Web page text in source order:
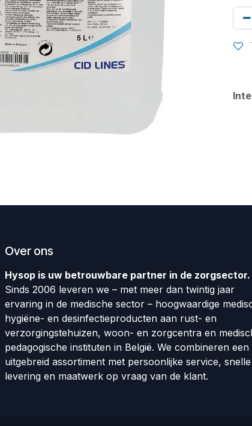
Over ons
Hysop is uw betrouwbare partner in de zorgsector.
Sinds 2006 leveren we – met meer dan twintig jaar
ervaring in de medische sector – hoogwaardige
hygiëne- en desinfectieproducten aan rust- en
verzorgingstehuizen, woon- en zorgcentra en
pedagogische instituten in België. We combineren een
uitgebreid assortiment met persoonlijke service, snelle
levering en maatwerk op vraag van de klant.